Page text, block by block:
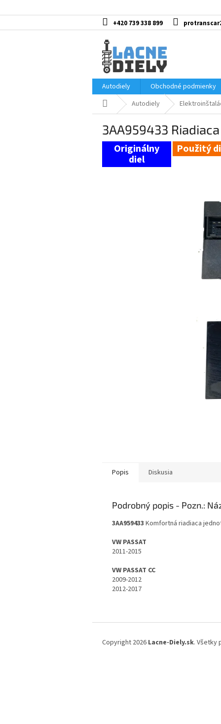
na
+420 739 338 899
Autodiely
Obchodné podmienky
DomovAutodiely
3AA959433
Použitý
Popis Diskusia
Podrobný popis
3AA959433 Komfortná riadiaca
VW PASSAT
2011-2015
VW PASSAT CC
2009-2012
2012-2017
Copyright 2026 Lacne-Diely.sk. Všetky